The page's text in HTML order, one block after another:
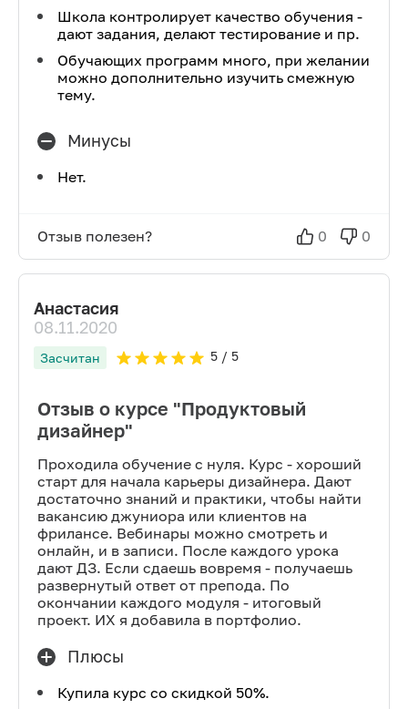
Школа контролирует качество обучения -
дают задания, делают тестирование и пр.
Обучающих программ много, при желании
можно дополнительно изучить смежную
тему.
Минусы
Нет.
Отзыв полезен? 0 0
Анастасия
08.11.2020
Засчитан 5/ 5
Отзыв о курсе "Продуктовый
дизайнер"
Проходила обучение с нуля. Курс - хороший
старт для начала карьеры дизайнера. Дают
достаточно знаний и практики, чтобы найти
вакансию джуниора или клиентов на
фрилансе. Вебинары можно смотреть и
онлайн, и в записи. После каждого урока
дают ДЗ. Если сдаешь вовремя - получаешь
развернутый ответ от препода. По
окончании каждого модуля - итоговый
проект. ИХ я добавила в портфолио.
Плюсы
Купила курс со скидкой 50%.